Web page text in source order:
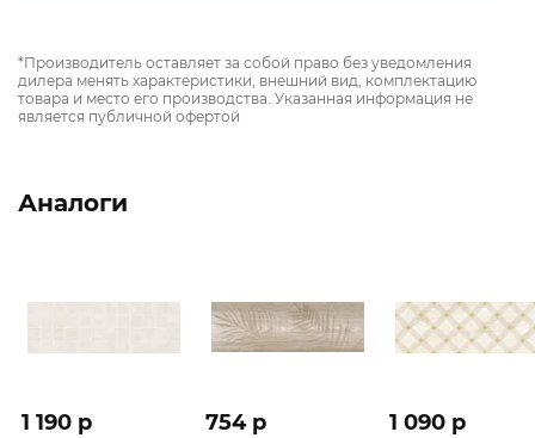
*Производитель оставляет за собой право без уведомления
дилера менять характеристики, внешний вид, комплектацию
товара и место его производства. Указанная информация не
является публичной офертой
Аналоги
1 190 p 754 p 1 090 p